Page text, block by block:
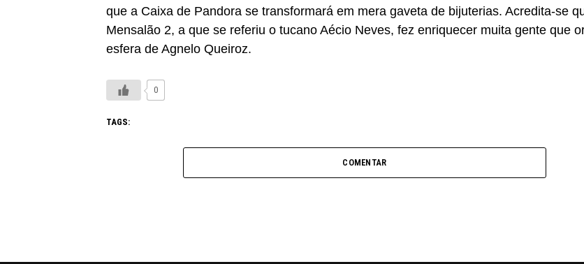
que a Caixa de Pandora se transformará em mera gaveta de bijuterias. Acredita-se
Mensalão 2, a que se referiu o tucano Aécio Neves, fez enriquecer muita gente que
esfera de Agnelo Queiroz.
0
TAGS:
COMENTAR